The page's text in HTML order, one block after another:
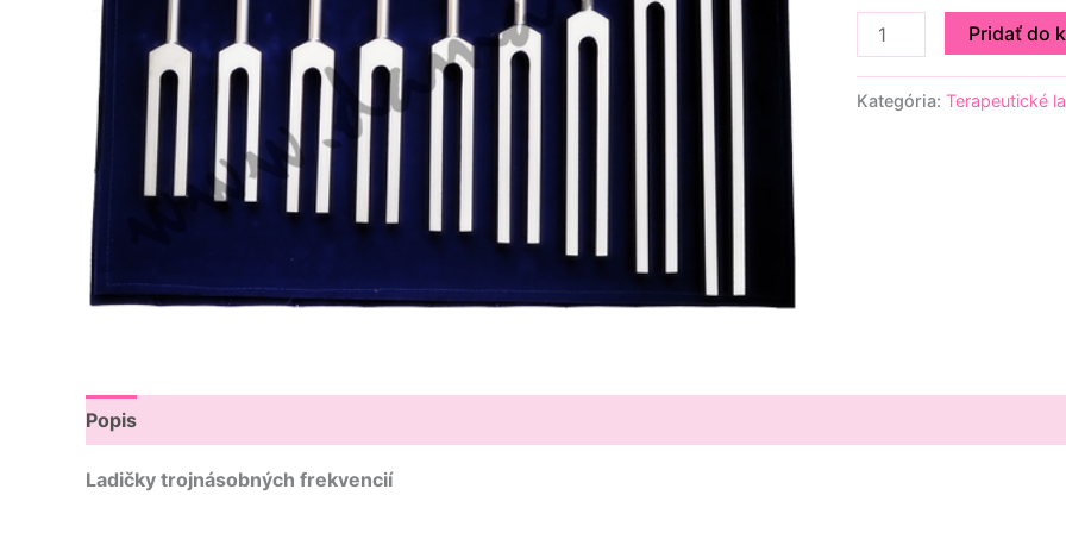
Pridať do
Kategória: Terapeutické
Popis
Ladičky trojnásobných frekvencií